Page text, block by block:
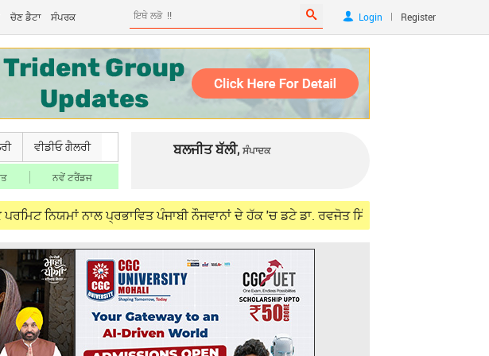
ਚੋਣ ਡੈਟਾ ਸੰਪਰਕ Login | Register
ਵੀਡੀਓ ਗੈਲਰੀ
ਨਵੇਂ ਟਰੈਂਡਜ
ਬਲਜੀਤ ਬੱਲੀ, ਸੰਪਾਦਕ
ਨਾਲ ਪ੍ਰਭਾਵਿਤ ਪੰਜਾਬੀ ਨੌਜਵਾਨਾਂ ਦੇ ਹੱਕ 'ਚ ਡਟੇ ਡਾ. ਰਵਜੋਤ ਸਿੰਘ, ਵਿਦੇਸ਼ ਮੰਤਰੀ ਜੈਸ਼ੰਕਰ ਨਾਲ